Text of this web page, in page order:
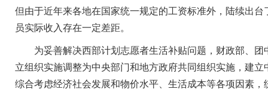
但由于近年来各地在国家统一规定的工资标准外，陆续出
员实际收入存在一定差距。
为妥善解决西部计划志愿者生活补贴问题，财政部、团
立组织实施调整为中央部门和地方政府共同组织实施，建
综合考虑经济社会发展和物价水平、生活成本等各项因素，